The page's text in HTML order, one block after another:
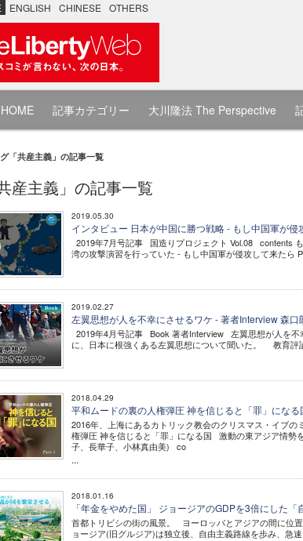
ENGLISH CHINESE OTHERS
HOME 記事カテゴリー 大川隆法 The Perspective
「共産主義」の記事一覧
産主義」の記事一覧
2019.05.30
インタビュー 日本が中国に勝つ戦略 - もし中国軍が侵
2019年7月号記事 国造りプロジェクト Vol.08 contents
湾の攻撃演習を行っていた - もし中国軍が侵攻して来たら
2019.02.27
左翼思想が人を不幸にさせるワケ - 著者Interview 森口
2019年4月号記事 Book 著者Interview 左翼思想が人を
に、日本に根強くある左翼思想について聞いた。 教育評
2018.04.29
平和ムードの裏の人権弾圧 神を信じると「罪」になる
2016年、上海にあるカトリック教会のクリスマス・イブ
権弾圧 神を信じると「罪」になる国 激動の東アジア情勢
子、長華子、小林真由美) co
...
2018.01.16
「年金をやめた国」 ジョージアのGDPを3倍にした「
首都トリビシの街の風景。 ヨーロッパとアジアの間に位
ョージア(旧グルジア)は独立後、自由主義路線を歩み、急